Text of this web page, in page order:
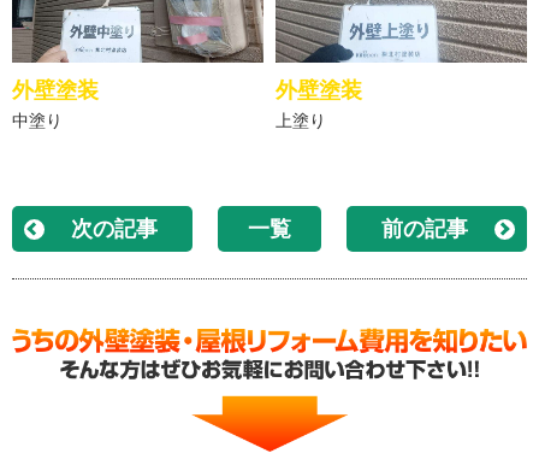
外壁塗装
中塗り
外壁塗装
上塗り
次の記事 一覧 前の記事